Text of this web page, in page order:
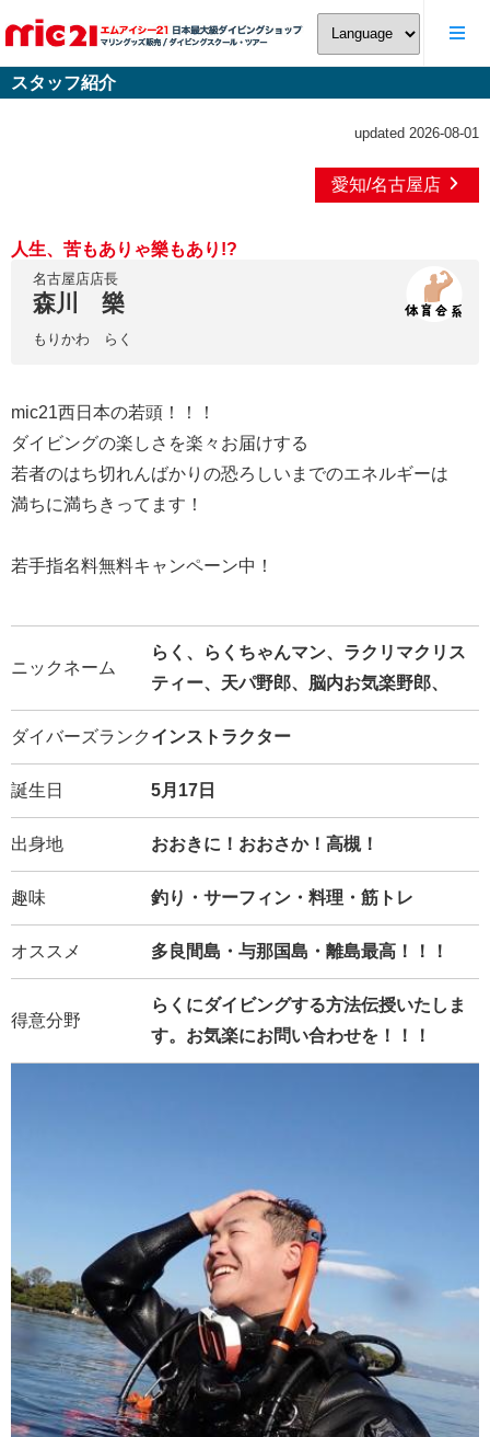
スタッフ紹介
updated 2026-08-01
愛知/名古屋店
人生、苦もありゃ樂もあり!?
名古屋店店長
森川 樂
もりかわ らく
mic21西日本の若頭！！！
ダイビングの楽しさを楽々お届けする
若者のはち切れんばかりの恐ろしいまでのエネルギーは
満ちに満ちきってます！
若手指名料無料キャンペーン中！
ニックネーム
らく、らくちゃんマン、ラクリマクリス
ティー、天パ野郎、脳内お気楽野郎、
ダイバーズランク インストラクター
誕生日 5月17日
出身地 おおきに！おおさか！高槻！
趣味 釣り・サーフィン・料理・筋トレ
オススメ 多良間島・与那国島・離島最高！！！
得意分野
らくにダイビングする方法伝授いたしま
す。お気楽にお問い合わせを！！！